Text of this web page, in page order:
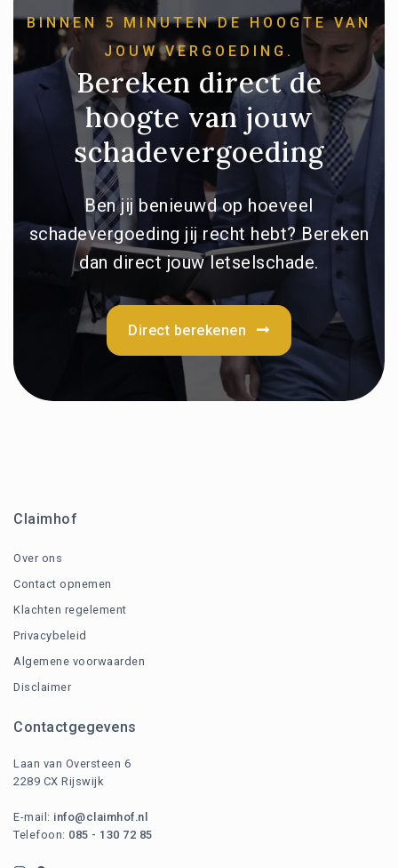
BINNEN 5 MINUTEN DE HOOGTE VAN
JOUW VERGOEDING.
Bereken direct de
hoogte van jouw
schadevergoeding
Ben jij benieuwd op hoeveel
schadevergoeding jij recht hebt? Bereken
dan direct jouw letselschade.
Direct berekenen 
Claimhof
Over ons
Contact opnemen
Klachten regelement
Privacybeleid
Algemene voorwaarden
Disclaimer
Contactgegevens
Laan van Oversteen 6
2289 CX Rijswijk
E-mail: info@claimhof.nl
Telefoon: 085 - 130 72 85